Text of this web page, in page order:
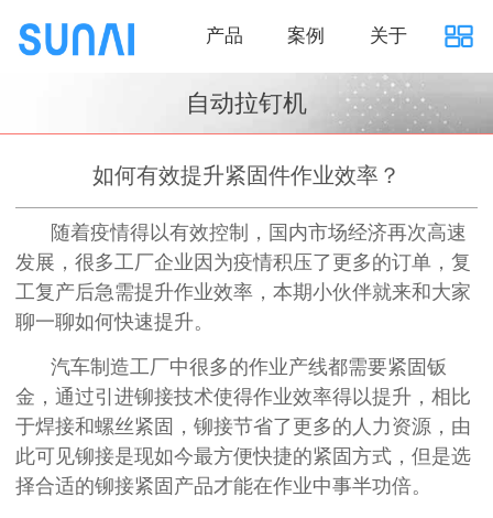
产品 案例 关于
自动拉钉机
如何有效提升紧固件作业效率？
随着疫情得以有效控制，国内市场经济再次高速
发展，很多工厂企业因为疫情积压了更多的订单，复
工复产后急需提升作业效率，本期小伙伴就来和大家
聊一聊如何快速提升。
汽车制造工厂中很多的作业产线都需要紧固钣
金，通过引进铆接技术使得作业效率得以提升，相比
于焊接和螺丝紧固，铆接节省了更多的人力资源，由
此可见铆接是现如今最方便快捷的紧固方式，但是选
择合适的铆接紧固产品才能在作业中事半功倍。